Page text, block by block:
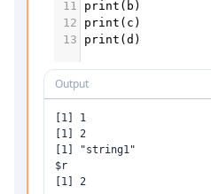
11
print ( b )
12
print ( c )
13
print ( d )
Output
[1] 1
[1] 2
[1] "string1"
$r
[1] 2